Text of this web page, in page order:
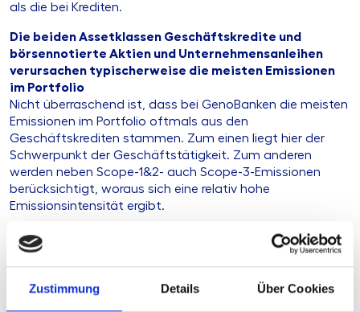
Zustimmung Details Über Cookies
als die bei Krediten.
Die beiden Assetklassen Geschäftskredite und
börsennotierte Aktien und Unternehmensanleihen
verursachen typischerweise die meisten Emissionen
im Portfolio
Nicht überraschend ist, dass bei GenoBanken die meisten
Emissionen im Portfolio oftmals aus den
Geschäftskrediten stammen. Zum einen liegt hier der
Schwerpunkt der Geschäftstätigkeit. Zum anderen
werden neben Scope-1&2- auch Scope-3-Emissionen
berücksichtigt, woraus sich eine relativ hohe
Emissionsintensität ergibt.
Zweit wichtigste Assetklasse sind häufig börsennotierte
Aktien und Unternehmensanleihen. Die Ursache liegt hier
vor allem in den hohen Emissionsintensitäten – die
Berechnungslogik ist analog zu der für Geschäftskredite.